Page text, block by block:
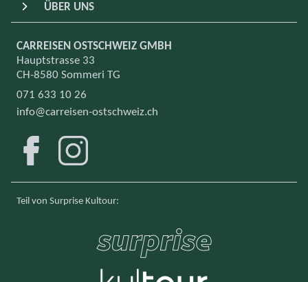
ÜBER UNS
CARREISEN OSTSCHWEIZ GMBH
Hauptstrasse 33
CH-8580 Sommeri TG
071 633 10 26
info@carreisen-ostschweiz.ch
FacebookInstagram
Teil von Surprise Kultour: